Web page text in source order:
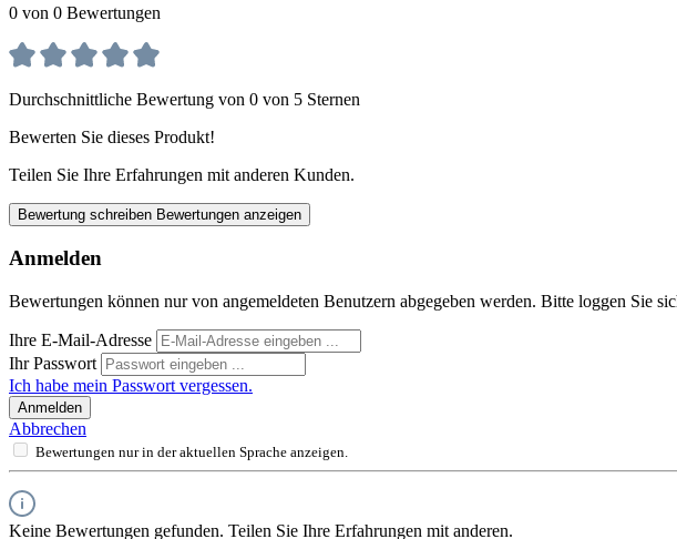
0 von 0 Bewertungen
Durchschnittliche Bewertung von 0 von 5 Sternen
Bewerten Sie dieses Produkt!
Teilen Sie Ihre Erfahrungen mit anderen Kunden.
Bewertung schreiben Bewertungen anzeigen
Anmelden
Bewertungen können nur von angemeldeten Benutzern abgegeben werden. Bitte loggen Sie
Ihre E-Mail-Adresse
Ihr Passwort
Ich habe mein Passwort vergessen.
Anmelden
Abbrechen
Bewertungen nur in der aktuellen Sprache anzeigen.
Keine Bewertungen gefunden. Teilen Sie Ihre Erfahrungen mit anderen.